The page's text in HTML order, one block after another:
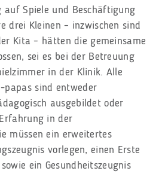
auf Spiele und Beschäftigung
drei Kleinen – inzwischen sind
Kita – hätten die gemeinsame
sei es bei der Betreuung
in der Klinik. Alle
sind entweder
ausgebildet oder
in der
müssen ein erweitertes
vorlegen, einen Erste
ein Gesundheitszeugnis